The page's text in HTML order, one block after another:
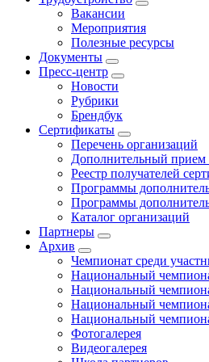
Вакансии
Мероприятия
Полезные ресурсы
Документы
Пресс-центр
Новости
Рубрики
Брендбук
Сертификаты
Перечень организаций
Дополнительный прием
Реестр получателей
Программы
Программы
Каталог организаций
Партнеры
Архив
Чемпионат среди
Национальный
Национальный
Национальный
Национальный
Фотогалерея
Видеогалерея